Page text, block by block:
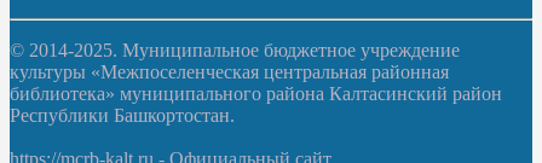
© 2014-2025. Муниципальное бюджетное учреждение
культуры «Межпоселенческая центральная районная
библиотека» муниципального района Калтасинский район
Республики Башкортостан.